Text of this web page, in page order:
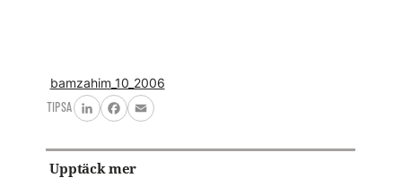
bamzahim_10_2006
TIPSA
LinkedInFacebook
Email
Upptäck mer